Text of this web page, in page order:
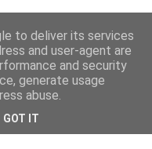
to deliver its services
and user-agent are
and security
generate usage
abuse.
GOT IT